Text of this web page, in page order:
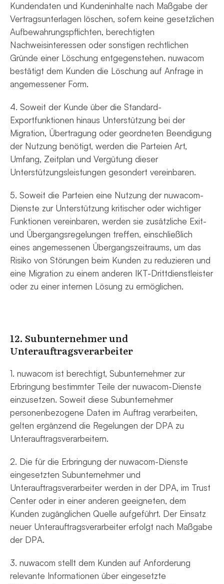
Kundendaten und Kundeninhalte nach Maßgabe der
Vertragsunterlagen löschen, sofern keine gesetzlichen
Aufbewahrungspflichten, berechtigten
Nachweisinteressen oder sonstigen rechtlichen
Gründe einer Löschung entgegenstehen. nuwacom
bestätigt dem Kunden die Löschung auf Anfrage in
angemessener Form.
4. Soweit der Kunde über die Standard-
Exportfunktionen hinaus Unterstützung bei der
Migration, Übertragung oder geordneten Beendigung
der Nutzung benötigt, werden die Parteien Art,
Umfang, Zeitplan und Vergütung dieser
Unterstützungsleistungen gesondert vereinbaren.
5. Soweit die Parteien eine Nutzung der nuwacom-
Dienste zur Unterstützung kritischer oder wichtiger
Funktionen vereinbaren, werden sie zusätzliche Exit-
und Übergangsregelungen treffen, einschließlich
eines angemessenen Übergangszeitraums, um das
Risiko von Störungen beim Kunden zu reduzieren und
eine Migration zu einem anderen IKT-Drittdienstleister
oder zu einer internen Lösung zu ermöglichen.
12. Subunternehmer und
Unterauftragsverarbeiter
1. nuwacom ist berechtigt, Subunternehmer zur
Erbringung bestimmter Teile der nuwacom-Dienste
einzusetzen. Soweit diese Subunternehmer
personenbezogene Daten im Auftrag verarbeiten,
gelten ergänzend die Regelungen der DPA zu
Unterauftragsverarbeitern.
2. Die für die Erbringung der nuwacom-Dienste
eingesetzten Subunternehmer und
Unterauftragsverarbeiter werden in der DPA, im Trust
Center oder in einer anderen geeigneten, dem
Kunden zugänglichen Quelle aufgeführt. Der Einsatz
neuer Unterauftragsverarbeiter erfolgt nach Maßgabe
der DPA.
3. nuwacom stellt dem Kunden auf Anforderung
relevante Informationen über eingesetzte